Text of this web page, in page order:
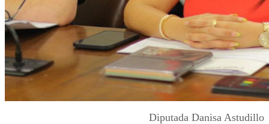
Diputada Danisa Astudillo